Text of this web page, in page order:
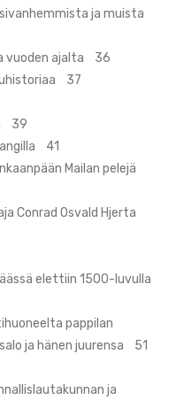
ja muista
vuoden ajalta 36
37
39
41
Mailan pelejä
Conrad Osvald Hjerta
elettiin 1500-luvulla
pappilan
ja hänen juurensa 51
ja